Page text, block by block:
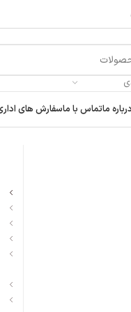
درباره ماتماس با ماسفارش های